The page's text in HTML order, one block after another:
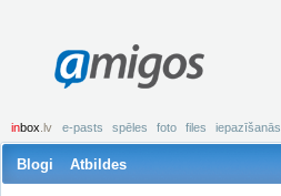
amigos
inbox .lv e-pasts spēles foto files iepazīšanās
Blogi Atbildes